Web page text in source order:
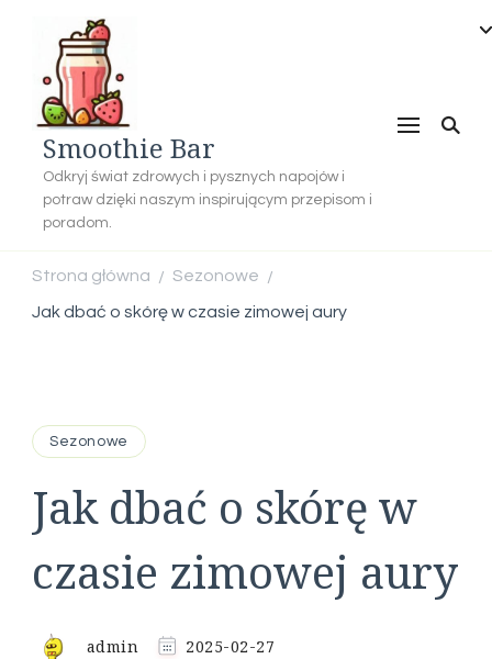
Smoothie Bar
Odkryj świat zdrowych i pysznych napojów i
potraw dzięki naszym inspirującym przepisom i
poradom.
Strona główna / Sezonowe /
Jak dbać o skórę w czasie zimowej aury
Sezonowe
Jak dbać o skórę w
czasie zimowej aury
admin 2025-02-27